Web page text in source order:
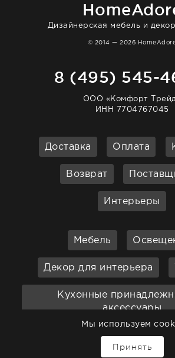
Дизайнерская мебель и
© 2014 — 2026
8 (495) 545-
ООО «Комфорт
ИНН 7704767045
Доставка Оплата
Возврат
Интерьеры
Мебель
Декор для интерьера
Кухонные
аксессуары
Ванная
Мы используем
Принять